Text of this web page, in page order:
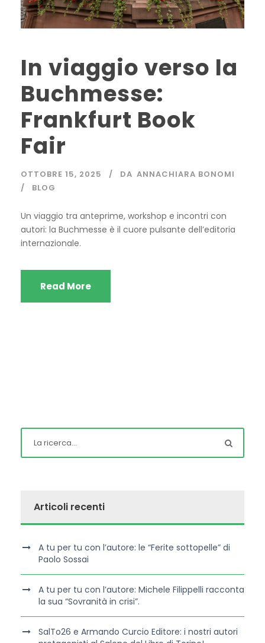
In viaggio verso la
Buchmesse:
Frankfurt Book
Fair
OTTOBRE 15, 2025 DA ANNACHIARA BONOMI
BLOG
Un viaggio tra anteprime, workshop e incontri con
autori: la Buchmesse è il cuore pulsante dell’editoria
internazionale.
Read More
Articoli recenti
A tu per tu con l’autore: le “Ferite sottopelle” di
Paolo Sossai
A tu per tu con l’autore: Michele Filippelli racconta
la sua “Sovranità in crisi”.
SalTo26 e Armando Curcio Editore: i nostri autori